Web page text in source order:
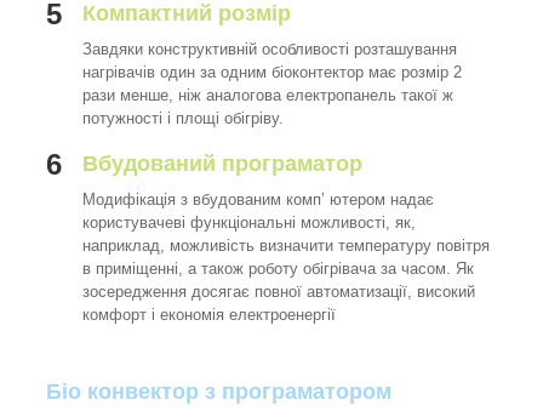
5 Компактний розмір
Завдяки конструктивній особливості розташування
нагрівачів один за одним біоконтектор має розмір 2
рази менше, ніж аналогова електропанель такої ж
потужності і площі обігріву.
6 Вбудований програматор
Модифікація з вбудованим комп’ ютером надає
користувачеві функціональні можливості, як,
наприклад, можливість визначити температуру повітря
в приміщенні, а також роботу обігрівача за часом. Як
зосередження досягає повної автоматизації, високий
комфорт і економія електроенергії
Біо конвектор з програматором